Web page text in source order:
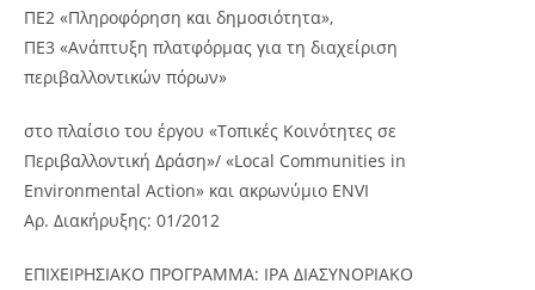
ΠΕ2 «Πληροφόρηση και δημοσιότητα»,
ΠΕ3 «Ανάπτυξη πλατφόρμας για τη διαχείριση
περιβαλλοντικών πόρων»
στο πλαίσιο του έργου «Τοπικές Κοινότητες σε
Περιβαλλοντική Δράση»/ «Local Communities in
Environmental Action» και ακρωνύμιο ENVI
Αρ. Διακήρυξης: 01/2012
ΕΠΙΧΕΙΡΗΣΙΑΚΟ ΠΡΟΓΡΑΜΜΑ: IPA ΔΙΑΣΥΝΟΡΙΑΚΟ